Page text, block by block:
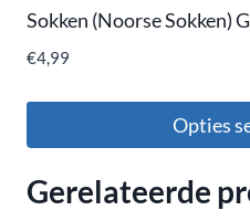
Sokken (Noorse Sokken)
€4,99
Opties
Gerelateerde